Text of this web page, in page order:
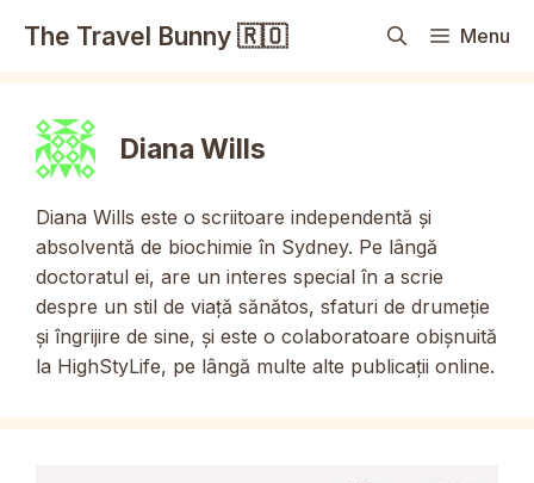
The Travel Bunny 🇷🇴 Menu
Diana Wills
Diana Wills este o scriitoare independentă și
absolventă de biochimie în Sydney. Pe lângă
doctoratul ei, are un interes special în a scrie
despre un stil de viață sănătos, sfaturi de drumeție
și îngrijire de sine, și este o colaboratoare obișnuită
la HighStyLife, pe lângă multe alte publicații online.